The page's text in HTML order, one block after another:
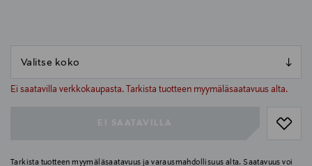
Ei saatavilla verkkokaupasta. Tarkista tuotteen myymäläsaatavuus alta.
null
Tarkista tuotteen myymäläsaatavuus ja varausmahdollisuus alta. Saatavuus voi